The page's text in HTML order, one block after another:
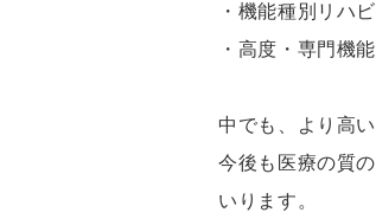
・機能種別リハ
・高度・専門機
中でも、より高
今後も医療の質
いります。